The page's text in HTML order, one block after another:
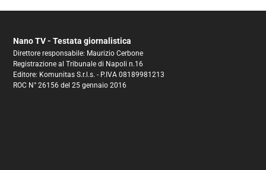
Nano TV - Testata giornalistica
Direttore responsabile: Maurizio Cerbone
Registrazione al Tribunale di Napoli n.16
Editore: Komunitas S.r.l.s. - P.IVA 08189981213
ROC N° 26156 del 25 gennaio 2016